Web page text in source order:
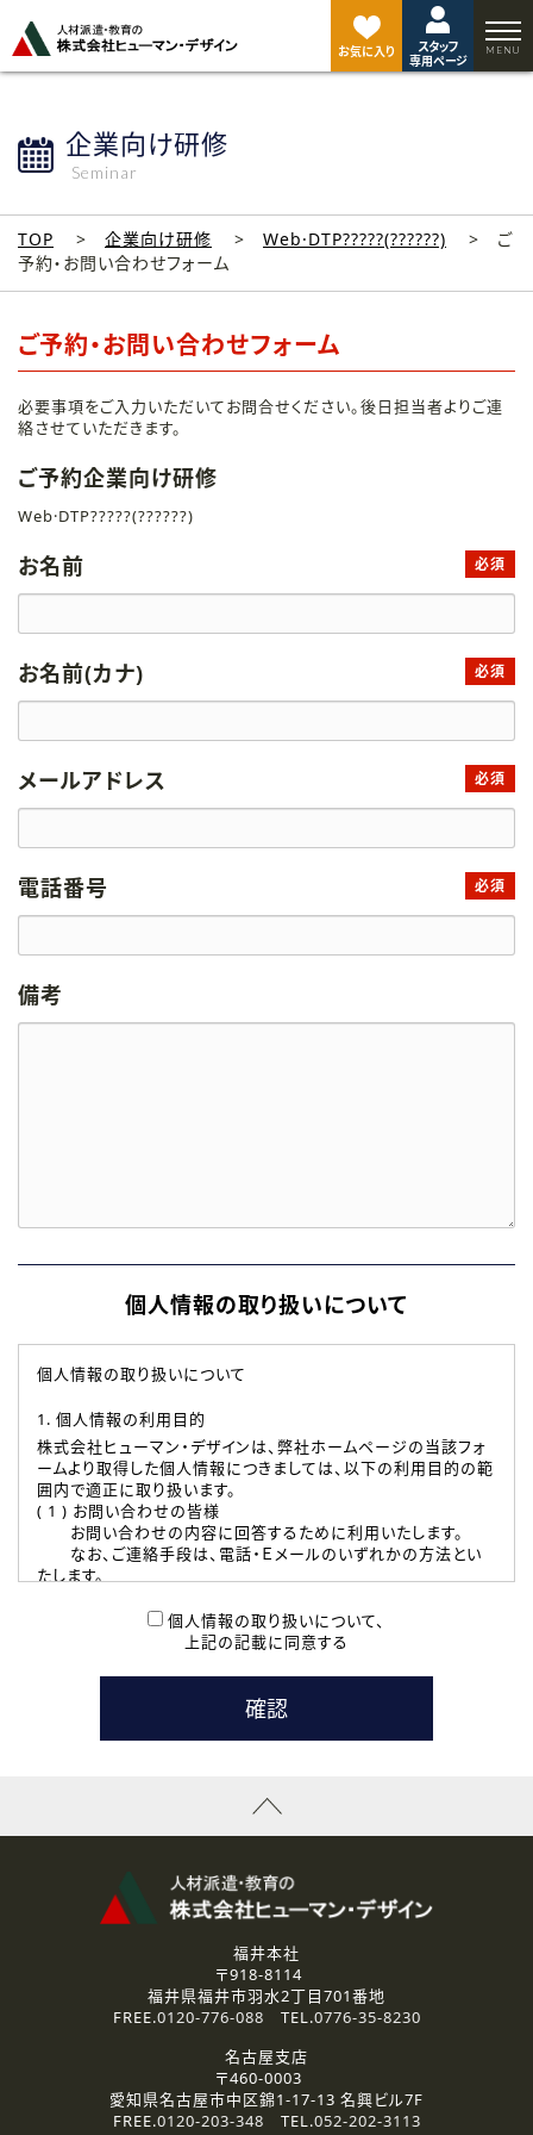
お気に入り
スタッフ
専用ページ
企業向け研修
Seminar
TOP 企業向け研修 Web·DTP?????(??????)
ご
予約・お問い合わせフォーム
ご予約・お問い合わせフォーム
必要事項をご入力いただいてお問合せください。後日担当者よりご連
絡させていただきます。
ご予約企業向け研修
Web·DTP?????(??????)
お名前 必須
お名前(カナ) 必須
メールアドレス 必須
電話番号 必須
備考
個人情報の取り扱いについて
個人情報の取り扱いについて
1. 個人情報の利用目的
株式会社ヒューマン・デザインは、弊社ホームページの当該フォ
ームより取得した個人情報につきましては、以下の利用目的の範
囲内で適正に取り扱います。
( 1 ) お問い合わせの皆様
お問い合わせの内容に回答するために利用いたします。
なお、ご連絡手段は、電話・Ｅメールのいずれかの方法とい
たします。
本登録に関するご連絡および本登録時の参考情報として利
たします。
( 3 ) スタッフ派遣を検討されている企業の皆様
お問い合わせの内容に回答するために利用いたします。
なお、ご連絡手段は、電話・Ｅメールのいずれかの方法とい
資料送付、受講相談に関するご連絡のために利用いたしま
その他、お問い合わせの内容に回答するために利用いたし
なお、ご連絡手段は、電話・Ｅメールのいずれかの方法とい
2.個人情報の第三者提供
ご提供いただいた個人情報は、法令等の規定に従う場合を除き、
3.個人情報の取り扱いの委託
弊社の定める個人情報保護の評価基準を満たした委託先に、個
人情報を委託する場合があります。
個人情報の取り扱いについて、
上記の記載に同意する
ジ
ト
福井本社
〒918-8114
福井県福井市羽水2丁目701番地
FREE.0120-776-088 TEL.0776-35-8230
名古屋支店
〒460-0003
愛知県名古屋市中区錦1-17-13 名興ビル7F
FREE.0120-203-348 TEL.052-202-3113